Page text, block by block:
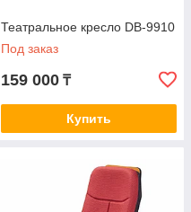
Театральное кресло DB-9910
Под заказ
159 000 ₸
Купить